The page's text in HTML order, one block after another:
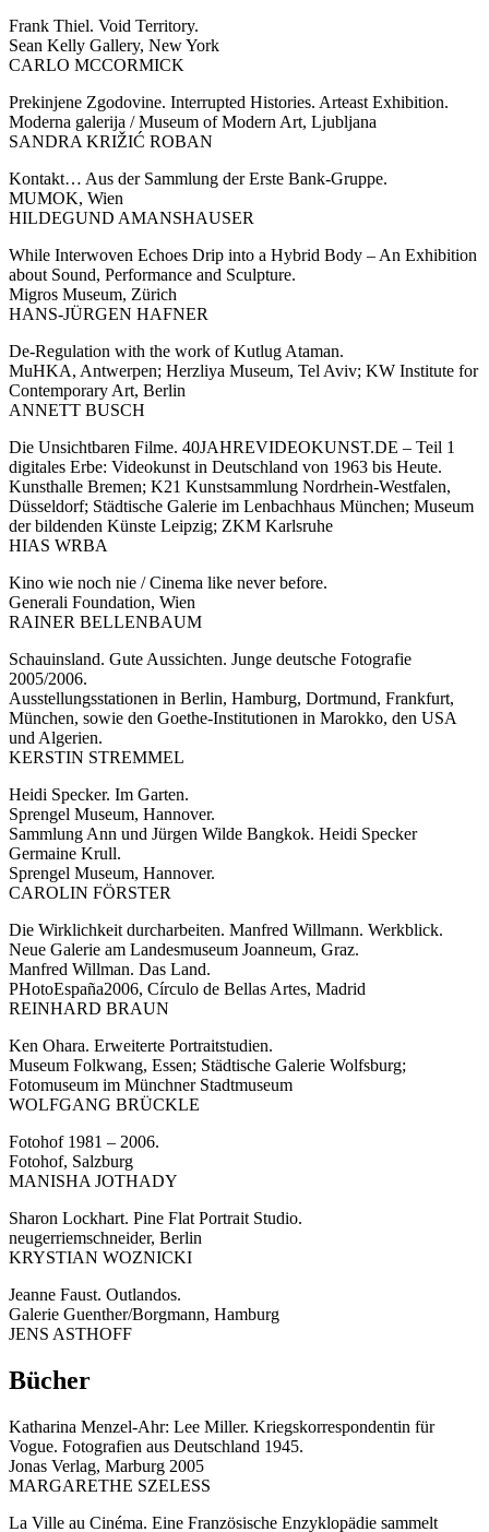
Frank Thiel. Void Territory.
Sean Kelly Gallery, New York
CARLO MCCORMICK
Prekinjene Zgodovine. Interrupted Histories. Arteast Exhibition.
Moderna galerija / Museum of Modern Art, Ljubljana
SANDRA KRIŽIĆ ROBAN
Kontakt… Aus der Sammlung der Erste Bank-Gruppe.
MUMOK, Wien
HILDEGUND AMANSHAUSER
While Interwoven Echoes Drip into a Hybrid Body – An Exhibition
about Sound, Performance and Sculpture.
Migros Museum, Zürich
HANS-JÜRGEN HAFNER
De-Regulation with the work of Kutlug Ataman.
MuHKA, Antwerpen; Herzliya Museum, Tel Aviv; KW Institute for
Contemporary Art, Berlin
ANNETT BUSCH
Die Unsichtbaren Filme. 40JAHREVIDEOKUNST.DE – Teil 1
digitales Erbe: Videokunst in Deutschland von 1963 bis Heute.
Kunsthalle Bremen; K21 Kunstsammlung Nordrhein-Westfalen,
Düsseldorf; Städtische Galerie im Lenbachhaus München; Museum
der bildenden Künste Leipzig; ZKM Karlsruhe
HIAS WRBA
Kino wie noch nie / Cinema like never before.
Generali Foundation, Wien
RAINER BELLENBAUM
Schauinsland. Gute Aussichten. Junge deutsche Fotografie
2005/2006.
Ausstellungsstationen in Berlin, Hamburg, Dortmund, Frankfurt,
München, sowie den Goethe-Institutionen in Marokko, den USA
und Algerien.
KERSTIN STREMMEL
Heidi Specker. Im Garten.
Sprengel Museum, Hannover.
Sammlung Ann und Jürgen Wilde Bangkok. Heidi Specker
Germaine Krull.
Sprengel Museum, Hannover.
CAROLIN FÖRSTER
Die Wirklichkeit durcharbeiten. Manfred Willmann. Werkblick.
Neue Galerie am Landesmuseum Joanneum, Graz.
Manfred Willman. Das Land.
PHotoEspaña2006, Círculo de Bellas Artes, Madrid
REINHARD BRAUN
Ken Ohara. Erweiterte Portraitstudien.
Museum Folkwang, Essen; Städtische Galerie Wolfsburg;
Fotomuseum im Münchner Stadtmuseum
WOLFGANG BRÜCKLE
Fotohof 1981 – 2006.
Fotohof, Salzburg
MANISHA JOTHADY
Sharon Lockhart. Pine Flat Portrait Studio.
neugerriemschneider, Berlin
KRYSTIAN WOZNICKI
Jeanne Faust. Outlandos.
Galerie Guenther/Borgmann, Hamburg
JENS ASTHOFF
Bücher
Katharina Menzel-Ahr: Lee Miller. Kriegskorrespondentin für
Vogue. Fotografien aus Deutschland 1945.
Jonas Verlag, Marburg 2005
MARGARETHE SZELESS
La Ville au Cinéma. Eine Französische Enzyklopädie sammelt